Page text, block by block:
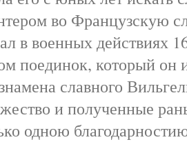
во Французскую
в военных действиях
поединок, который он
славного
и полученные
одною